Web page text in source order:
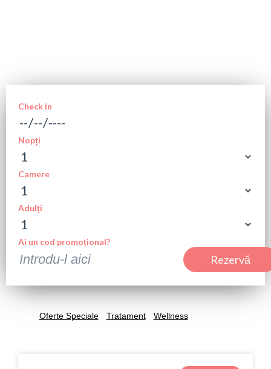
Check in
Nopți
Camere
Adulți
Ai un cod promoțional?
Oferte Speciale Tratament Wellness